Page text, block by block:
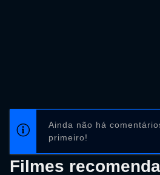
Ainda não há
primeiro!
Filmes